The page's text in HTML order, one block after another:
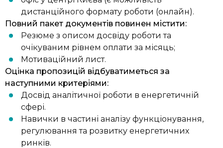
дистанційного формату роботи (онлайн).
Повний пакет документів повинен містити:
Резюме з описом досвіду роботи та
очікуваним рівнем оплати за місяць;
Мотиваційний лист.
Оцінка пропозицій відбуватиметься за
наступними критеріями:
Досвід аналітичної роботи в енергетичній
сфері.
Навички в частині аналізу функціонування,
регулювання та розвитку енергетичних
ринків.